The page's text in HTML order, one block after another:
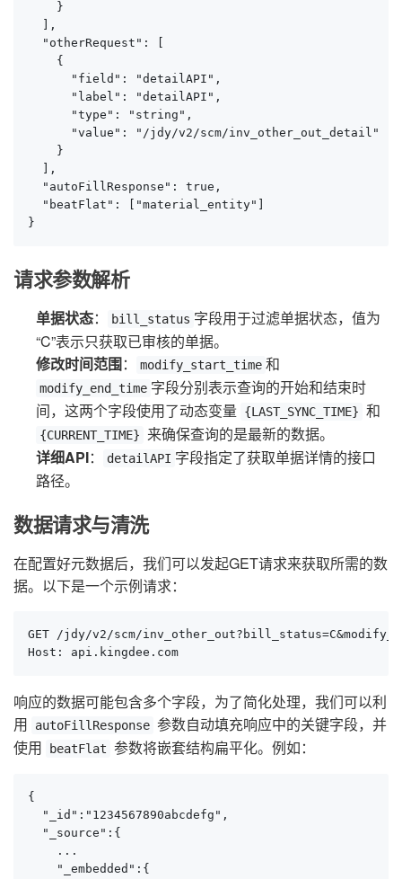
    }
  ],
  "otherRequest": [
    {
      "field": "detailAPI",
      "label": "detailAPI",
      "type": "string",
      "value": "/jdy/v2/scm/inv_other_out_detail"
    }
  ],
  "autoFillResponse": true,
  "beatFlat": ["material_entity"]
}
请求参数解析
单据状态： bill_status 字段用于过滤单据状态，值为
“C”表示只获取已审核的单据。
修改时间范围： modify_start_time 和
modify_end_time 字段分别表示查询的开始和结束时
间，这两个字段使用了动态变量
{LAST_SYNC_TIME} 和
{CURRENT_TIME}
来确保查询的是最新的数据。
详细API： detailAPI 字段指定了获取单据详情的接口
路径。
数据请求与清洗
在配置好元数据后，我们可以发起GET请求来获取所需的数
据。以下是一个示例请求：
GET /jdy/v2/scm/
Host: api.kingdee.com
响应的数据可能包含多个字段，为了简化处理，我们可以利
用
autoFillResponse 参数自动填充响应中的关键字段，并
使用
beatFlat 参数将嵌套结构扁平化。例如：
{
  "_id":"1234567890abcdefg",
  "_source":{
    ...
    "_embedded":{